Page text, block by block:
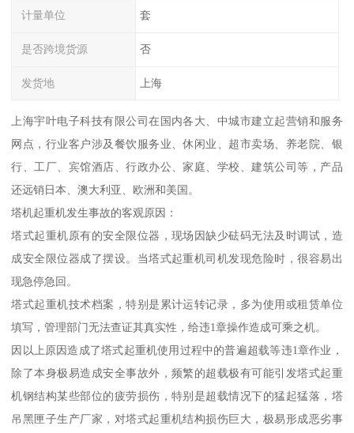
计量单位 套
是否跨境货源 否
发货地 上海
上海宇叶电子科技有限公司在国内各大、中城市建立起营销和服务
网点，行业客户涉及餐饮服务业、休闲业、超市卖场、养老院、银
行、工厂、宾馆酒店、行政办公、家庭、学校、建筑公司等，产品
还远销日本、澳大利亚、欧洲和美国。
塔机起重机发生事故的客观原因：
塔式起重机原有的安全限位器，现场因缺少砝码无法及时调试，造
成安全限位器成了摆设。当塔式起重机司机发现危险时，很容易出
现急停急回。
塔式起重机技术档案，特别是累计运转记录，多为使用或租赁单位
填写，管理部门无法查证其真实性，给违1章操作造成可乘之机。
因以上原因造成了塔式起重机使用过程中的普遍超载等违1章作业，
除了本身极易造成安全事故外，频繁的超载极有可能引发塔式起重
机钢结构某些部位的疲劳损伤，特别是超载情况下的猛起猛落，塔
吊黑匣子生产厂家，对塔式起重机结构损伤巨大，极易形成恶劣事